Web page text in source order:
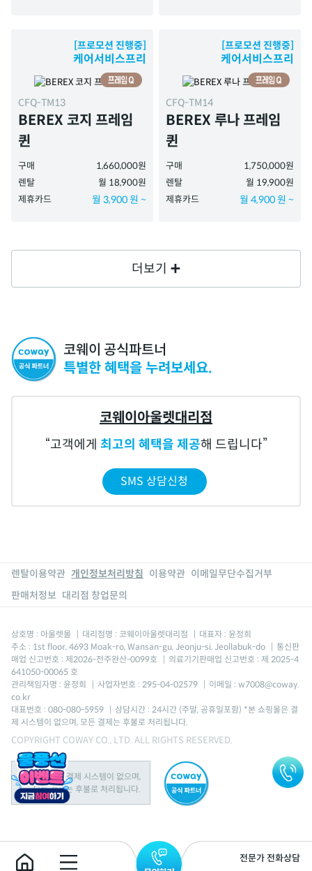
[프로모션 진행중]
케어서비스프리
CFQ-TM13
BEREX 코지 프레임
퀸
구매
1,660,000원
렌탈
월 18,900원
제휴카드
월 3,900 원 ~
[프로모션 진행중]
케어서비스프리
CFQ-TM14
BEREX 루나 프레임
퀸
구매
1,750,000원
렌탈
월 19,900원
제휴카드
월 4,900 원 ~
더보기
코웨이 공식파트너
특별한 혜택을 누려보세요.
코웨이아울렛대리점
고객에게 최고의 혜택을 제공해 드립니다
SMS 상담신청
렌탈이용약관 개인정보처리방침 이용약관 이메일무단수집거부
판매처정보 대리점 창업문의
상호명 : 아울렛몰 대리점명 : 코웨이아울렛대리점
대표자 : 윤정희
주소 : 1st floor, 4693 Moak-ro, Wansan-gu, Jeonju-si, Jeollabuk-do
통신판
매업 신고번호 : 제2026-전주완산-0099호
의료기기판매업 신고번호 : 제 2025-4
641050-00065 호
관리책임자명 : 윤정희
사업자번호 : 295-04-02579
이메일 : w7008@coway.
co.kr
대표번호 : 080-080-5959
상담시간 : 24시간 (주말, 공휴일포함) *본 쇼핑몰은 결
제 시스템이 없으며, 모든 결제는 후불로 처리됩니다.
COPYRIGHT COWAY CO., LTD. ALL RIGHTS RESERVED.
본 쇼핑몰은 결제 시스템이 없으며,
모든 결제는 후불로 처리됩니다.
전문가 전화상담